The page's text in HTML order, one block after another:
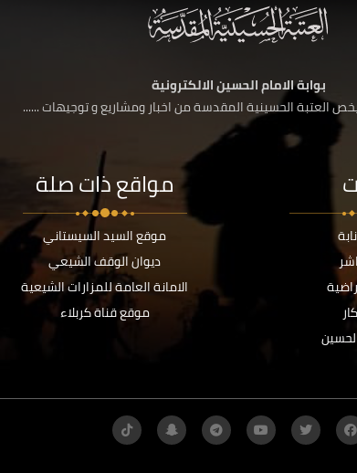
بوابة الامام الحسين الالكترونية
العتبة الحسينية المقدسة من اخبار ومشاريع و توجيهات ......
مواقع ذات صلة
موقع السيد السيستاني
ديوان الوقف الشيعي
الامانة العامة للمزارات الشيعية
موقع قناة كربلاء